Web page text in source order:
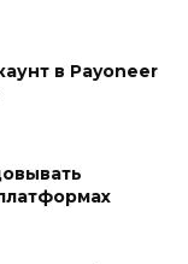
в Payoneer